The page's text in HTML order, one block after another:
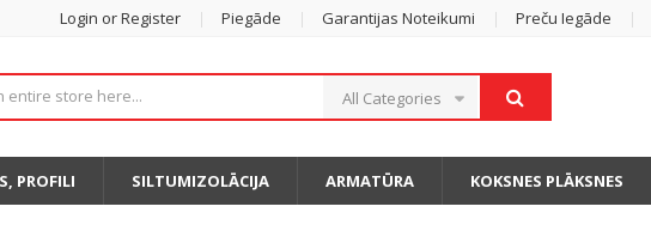
Login or Register Piegāde Garantijas Noteikumi Preču Iegāde
All Categories
PROFILI SILTUMIZOLĀCIJA ARMATŪRA KOKSNES PLĀKSNES